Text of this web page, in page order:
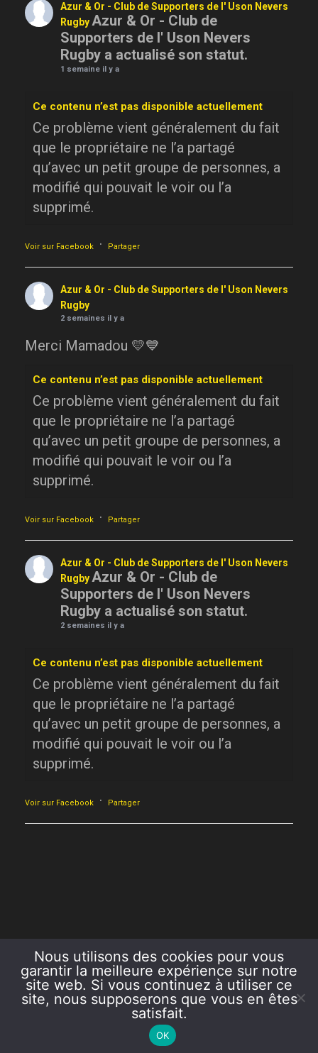
Azur & Or - Club de Supporters de l' Uson Nevers
RugbyAzur & Or - Club de
Supporters de l' Uson Nevers
Rugby a actualisé son statut.
1 semaine il y a
Ce contenu n’est pas disponible actuellement
Ce problème vient généralement du fait
que le propriétaire ne l’a partagé
qu’avec un petit groupe de personnes, a
modifié qui pouvait le voir ou l’a
supprimé.
Voir sur Facebook · Partager
Azur & Or - Club de Supporters de l' Uson Nevers
Rugby
2 semaines il y a
Merci Mamadou 💛💙
Ce contenu n’est pas disponible actuellement
Ce problème vient généralement du fait
que le propriétaire ne l’a partagé
qu’avec un petit groupe de personnes, a
modifié qui pouvait le voir ou l’a
supprimé.
Voir sur Facebook · Partager
Azur & Or - Club de Supporters de l' Uson Nevers
RugbyAzur & Or - Club de
Supporters de l' Uson Nevers
Rugby a actualisé son statut.
2 semaines il y a
Ce contenu n’est pas disponible actuellement
Ce problème vient généralement du fait
que le propriétaire ne l’a partagé
qu’avec un petit groupe de personnes, a
modifié qui pouvait le voir ou l’a
supprimé.
Voir sur Facebook · Partager
COPYRIGHT 2026 AZUR ET OR
Nous utilisons des cookies pour vous
garantir la meilleure expérience sur notre
site web. Si vous continuez à utiliser ce
site, nous supposerons que vous en êtes
satisfait.
OK